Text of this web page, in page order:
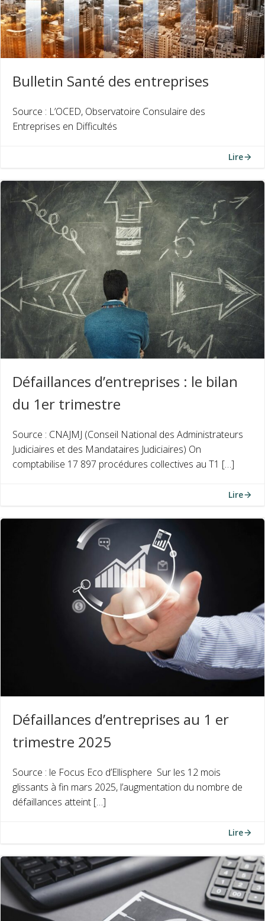
Bulletin Santé des entreprises
Source : L’OCED, Observatoire Consulaire des
Entreprises en Difficultés
Lire
Défaillances d’entreprises : le bilan
du 1er trimestre
Source : CNAJMJ (Conseil National des Administrateurs
Judiciaires et des Mandataires Judiciaires) On
comptabilise 17 897 procédures collectives au T1 […]
Lire
Défaillances d’entreprises au 1 er
trimestre 2025
Source : le Focus Eco d’Ellisphere Sur les 12 mois
glissants à fin mars 2025, l’augmentation du nombre de
défaillances atteint […]
Lire